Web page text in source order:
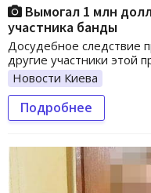
Вымогал 1 млн
участника банды
Досудебное следствие
другие участники этой
Новости Киева
Подробнее